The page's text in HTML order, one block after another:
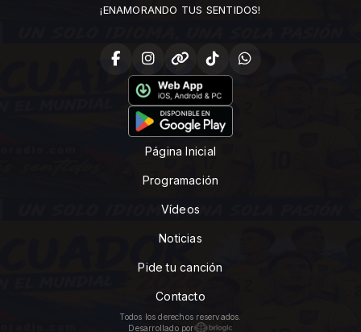
¡ENAMORANDO TUS SENTIDOS!
Página Inicial
Programación
Vídeos
Noticias
Pide tu canción
Contacto
Todos los derechos reservados.
Desarrollado por